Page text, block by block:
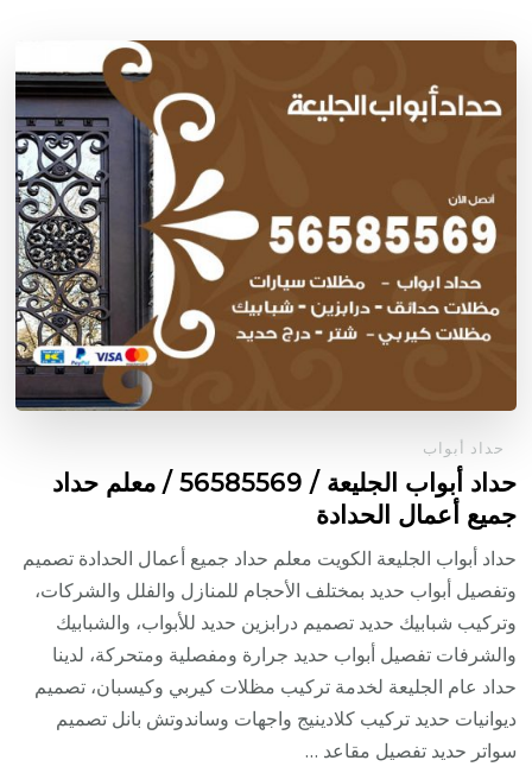
حداد أبواب
حداد أبواب الجليعة / 56585569 / معلم حداد
جميع أعمال الحدادة
حداد أبواب الجليعة الكويت معلم حداد جميع أعمال الحدادة تصميم
وتفصيل أبواب حديد بمختلف الأحجام للمنازل والفلل والشركات،
وتركيب شبابيك حديد تصميم درابزين حديد للأبواب، والشبابيك
والشرفات تفصيل أبواب حديد جرارة ومفصلية ومتحركة، لدينا
حداد عام الجليعة لخدمة تركيب مظلات كيربي وكيسبان، تصميم
ديوانيات حديد تركيب كلادينيج واجهات وساندوتش بانل تصميم
سواتر حديد تفصيل مقاعد …